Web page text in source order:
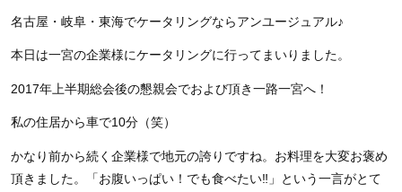
名古屋・岐阜・東海でケータリングならアンユージュアル♪
本日は一宮の企業様にケータリングに行ってまいりました。
2017年上半期総会後の懇親会でおよび頂き一路一宮へ！
私の住居から車で10分（笑）
かなり前から続く企業様で地元の誇りですね。お料理を大変お褒め
頂きました。「お腹いっぱい！でも食べたい‼」という一言がとて